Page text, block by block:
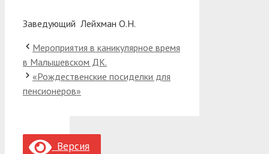
Заведующий Лейхман О.Н.
Мероприятия в каникулярное время
в Малышевском ДК.
«Рождественские посиделки для
пенсионеров»
Версия